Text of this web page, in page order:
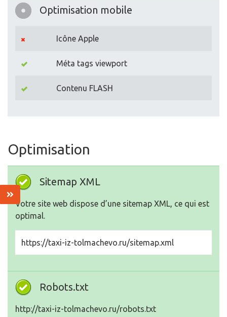
Optimisation mobile
Icône Apple
Méta tags viewport
Contenu FLASH
Optimisation
Sitemap XML
Votre site web dispose d’une sitemap XML, ce qui est
optimal.
https://taxi-iz-tolmachevo.ru/sitemap.xml
Robots.txt
http://taxi-iz-tolmachevo.ru/robots.txt